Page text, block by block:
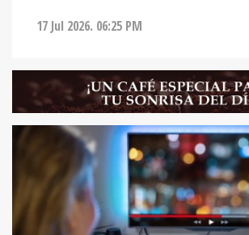
17 Jul 2026. 06:25 PM